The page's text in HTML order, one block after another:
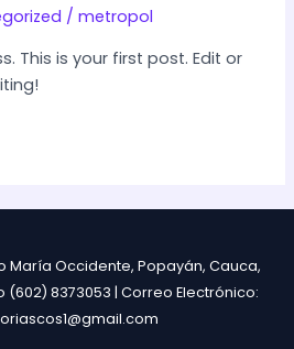
/metropol
This is your first post. Edit or
María Occidente, Popayán, Cauca,
8373053 | Correo Electrónico: